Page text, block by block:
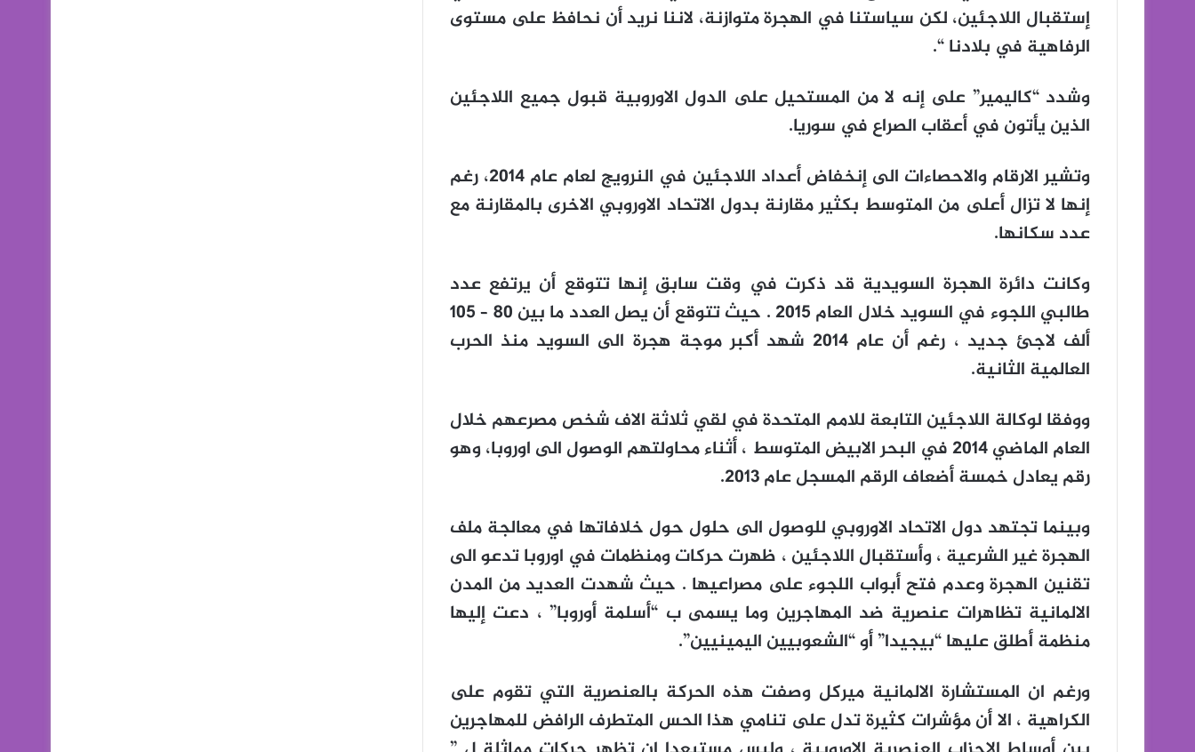
إستقبال اللاجئين، لكن سياستنا في الهجرة متوازنة، لاننا نريد أن نحافظ على مستوى
الرفاهية في بلادنا “.
وشدد “كاليمير” على إنه لا من المستحيل على الدول الاوروبية قبول جميع اللاجئين
الذين يأتون في أعقاب الصراع في سوريا.
وتشير الارقام والاحصاءات الى إنخفاض أعداد اللاجئين في النرويج لعام عام 2014، رغم
إنها لا تزال أعلى من المتوسط ​​بكثير مقارنة بدول الاتحاد الاوروبي الاخرى بالمقارنة مع
عدد سكانها.
وكانت دائرة الهجرة السويدية قد ذكرت في وقت سابق إنها تتوقع أن يرتفع عدد
طالبي اللجوء في السويد خلال العام 2015 . حيث تتوقع أن يصل العدد ما بين 80 – 105
ألف لاجئ جديد ، رغم أن عام 2014 شهد أكبر موجة هجرة الى السويد منذ الحرب
العالمية الثانية.
ووفقا لوكالة اللاجئين التابعة للامم المتحدة في لقي ثلاثة الاف شخص مصرعهم خلال
العام الماضي 2014 في البحر الابيض المتوسط ، أثناء محاولتهم الوصول الى اوروبا، وهو
رقم يعادل خمسة أضعاف الرقم المسجل عام 2013.
وبينما تجتهد دول الاتحاد الاوروبي للوصول الى حلول حول خلافاتها في معالجة ملف
الهجرة غير الشرعية ، وأستقبال اللاجئين ، ظهرت حركات ومنظمات في اوروبا تدعو الى
تقنين الهجرة وعدم فتح أبواب اللجوء على مصراعيها . حيث شهدت العديد من المدن
الالمانية تظاهرات عنصرية ضد المهاجرين وما يسمى ب “أسلمة أوروبا” ، دعت إليها
منظمة أطلق عليها “بيجيدا” أو “الشعوبيين اليمينيين”.
ورغم ان المستشارة الالمانية ميركل وصفت هذه الحركة بالعنصرية التي تقوم على
الكراهية ، الا أن مؤشرات كثيرة تدل على تنامي هذا الحس المتطرف الرافض للمهاجرين